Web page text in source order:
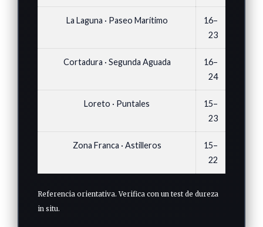
La Laguna · Paseo Marítimo
16–
23
Cortadura · Segunda Aguada
16–
24
Loreto · Puntales
15–
23
Zona Franca · Astilleros
15–
22
Referencia orientativa. Verifica con un test de dureza
in situ.